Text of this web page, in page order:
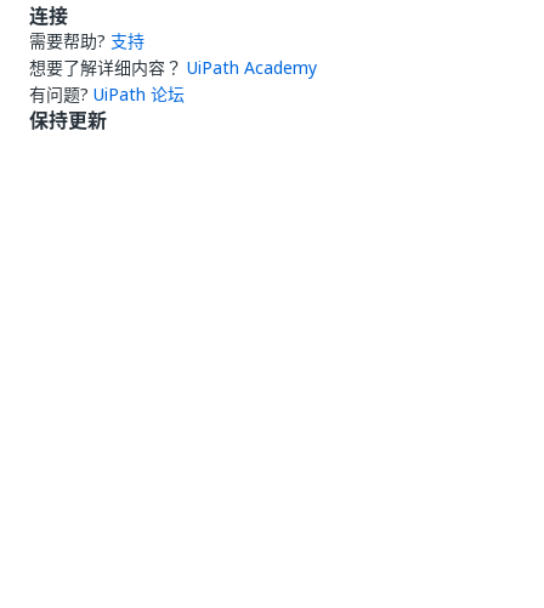
连接
需要帮助? 支持
想要了解详细内容？ UiPath Academy
有问题? UiPath 论坛
保持更新